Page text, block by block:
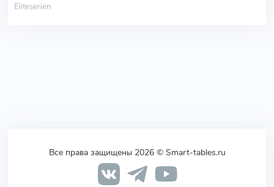
Eliteserien
Все права защищены 2026 © Smart-tables.ru